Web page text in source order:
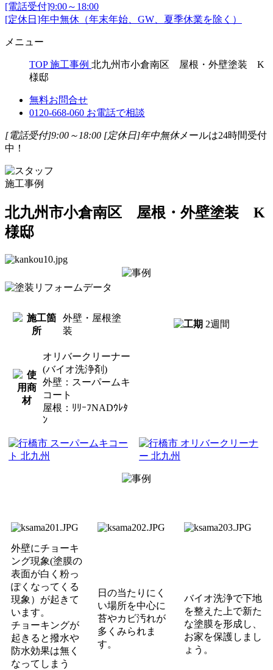
[電話受付]9:00～18:00
[定休日]年中無休（年末年始、GW、夏季休業を除く）
メニュー
TOP 施工事例 北九州市小倉南区 屋根・外壁塗装 K
様邸
無料お問合せ
0120-668-060 お電話で相談
[電話受付]9:00～18:00 [定休日]年中無休メールは24時間受付
中！
施工事例
北九州市小倉南区 屋根・外壁塗装 K
様邸
外壁・屋根塗
装
2週間
オリバークリーナー
(バイオ洗浄剤)
外壁：スーパームキ
コート
屋根：ﾘﾘｰﾌNADｳﾚﾀ
ﾝ
外壁にチョーキ
ング現象(塗膜の
表面が白く粉っ
ぽくなってくる
現象）が起きて
います。
チョーキングが
起きると撥水や
防水効果は無く
なってしまう
日の当たりにく
い場所を中心に
苔やカビ汚れが
多くみられま
す。
バイオ洗浄で下地
を整えた上で新た
な塗膜を形成し、
お家を保護しまし
ょう。